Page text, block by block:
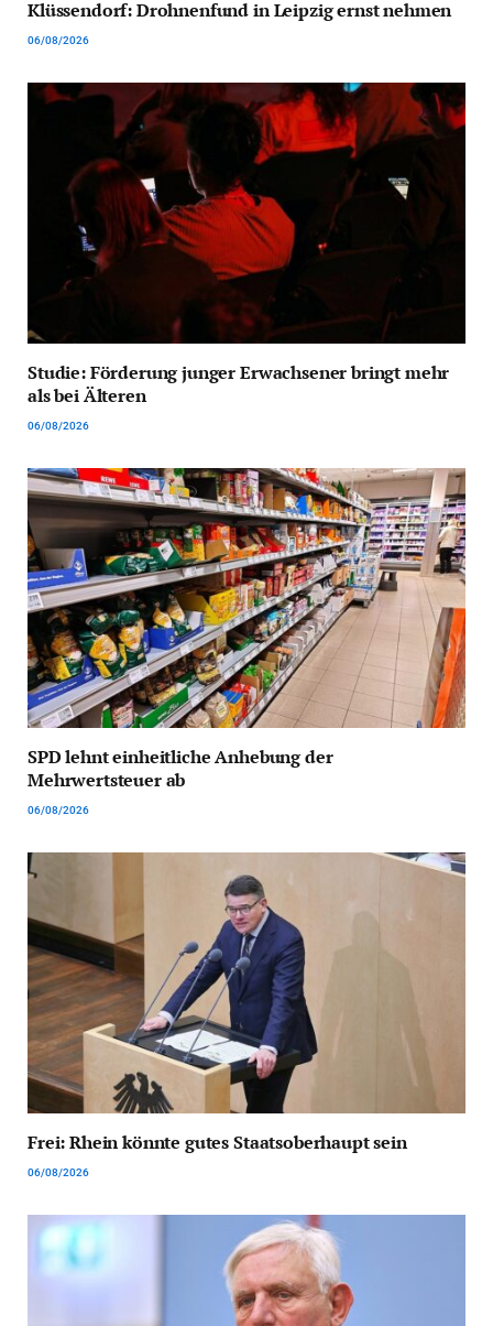
Klüssendorf: Drohnenfund in Leipzig ernst nehmen
06/08/2026
Studie: Förderung junger Erwachsener bringt mehr
als bei Älteren
06/08/2026
SPD lehnt einheitliche Anhebung der
Mehrwertsteuer ab
06/08/2026
Frei: Rhein könnte gutes Staatsoberhaupt sein
06/08/2026